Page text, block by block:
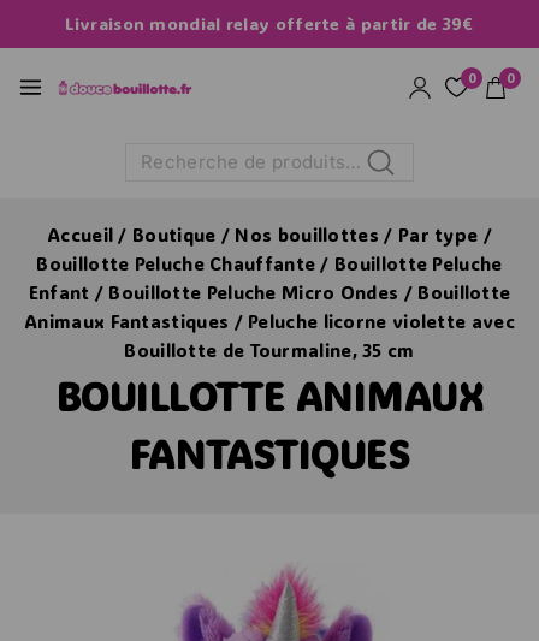
Livraison mondial relay offerte à partir de 39€
0 0
Recherche
Accueil / Boutique / Nos bouillottes / Par type /
Bouillotte Peluche Chauffante / Bouillotte Peluche
Enfant / Bouillotte Peluche Micro Ondes / Bouillotte
Animaux Fantastiques / Peluche licorne violette avec
Bouillotte de Tourmaline, 35 cm
BOUILLOTTE ANIMAUX
FANTASTIQUES